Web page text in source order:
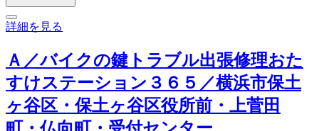
詳細を見る
Ａ／バイクの鍵トラブル出張修理おた
すけステーション３６５／横浜市保土
ヶ谷区・保土ヶ谷区役所前・上菅田